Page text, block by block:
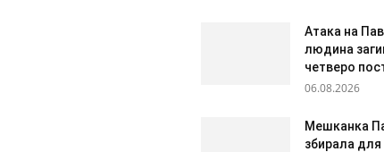
Атака на
людина
четверо
06.08.2026
Мешканка
збирала для